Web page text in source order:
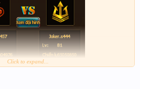
Click to expand...